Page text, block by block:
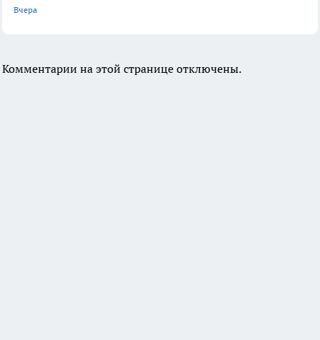
Вчера
Комментарии на этой странице отключены.